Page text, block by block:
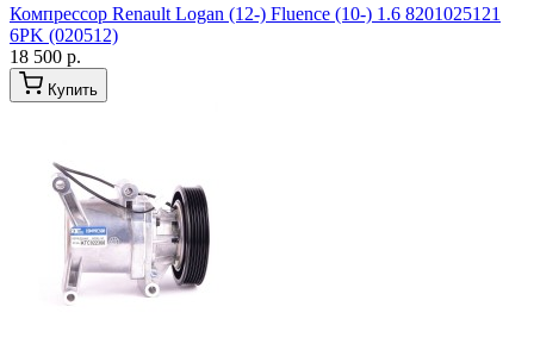
Компрессор Renault Logan (12-) Fluence (10-) 1.6 8201025121
6PK (020512)
18 500 р.
Купить